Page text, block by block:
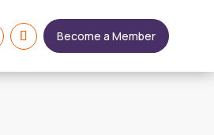
Become a Member